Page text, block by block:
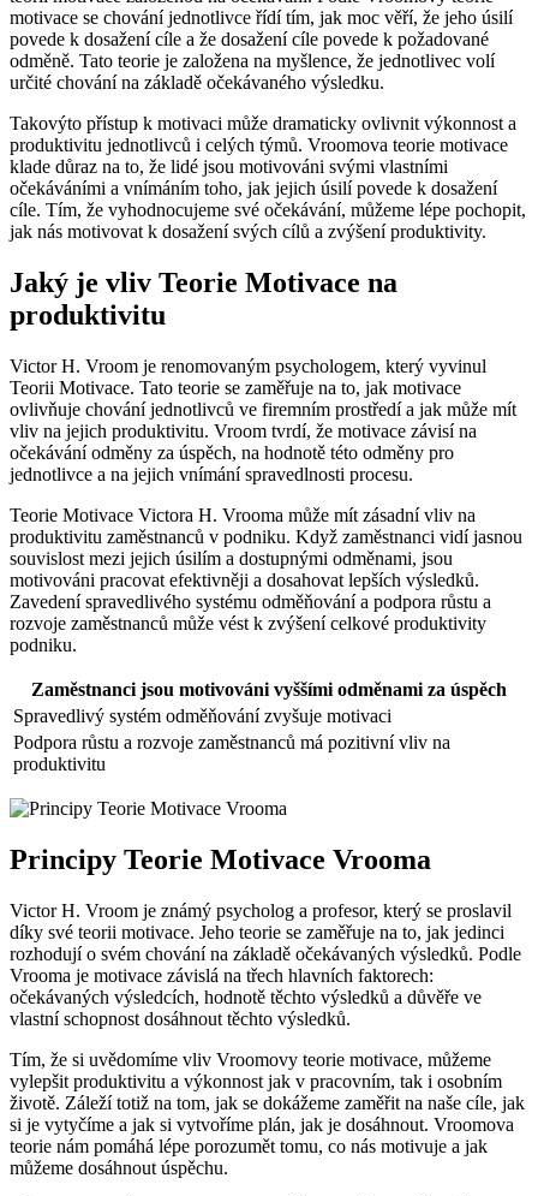
motivace se chování jednotlivce řídí tím, jak moc věří, že jeho úsilí
povede k dosažení cíle a že dosažení cíle povede k požadované
odměně. Tato teorie je založena na myšlence, že jednotlivec volí
určité chování na základě očekávaného výsledku.
Takovýto přístup k motivaci může dramaticky ovlivnit výkonnost a
produktivitu jednotlivců i celých týmů. Vroomova teorie motivace
klade důraz na to, že lidé jsou motivováni svými vlastními
očekáváními a vnímáním toho, jak jejich úsilí povede k dosažení
cíle. Tím, že vyhodnocujeme své očekávání, můžeme lépe pochopit,
jak nás motivovat k dosažení svých cílů a zvýšení produktivity.
Jaký je vliv Teorie Motivace na
produktivitu
Victor H. Vroom je renomovaným psychologem, který vyvinul
Teorii Motivace. Tato teorie se zaměřuje na to, jak motivace
ovlivňuje chování jednotlivců ve firemním prostředí a jak může mít
vliv na jejich produktivitu. Vroom tvrdí, že motivace závisí na
očekávání odměny za úspěch, na hodnotě této odměny pro
jednotlivce a na jejich vnímání spravedlnosti procesu.
Teorie Motivace Victora H. Vrooma může mít zásadní vliv na
produktivitu zaměstnanců v podniku. Když zaměstnanci vidí jasnou
souvislost mezi jejich úsilím a dostupnými odměnami, jsou
motivováni pracovat efektivněji a dosahovat lepších výsledků.
Zavedení spravedlivého systému odměňování a podpora růstu a
rozvoje zaměstnanců může vést k zvýšení celkové produktivity
podniku.
Zaměstnanci jsou motivováni vyššími odměnami za úspěch
Spravedlivý systém odměňování zvyšuje motivaci
Podpora růstu a rozvoje zaměstnanců má pozitivní vliv na
produktivitu
Principy Teorie Motivace Vrooma
Victor H. Vroom je známý psycholog a profesor, který se proslavil
díky své teorii motivace. Jeho teorie se zaměřuje na to, jak jedinci
rozhodují o svém chování na základě očekávaných výsledků. Podle
Vrooma je motivace závislá na třech hlavních faktorech:
očekávaných výsledcích, hodnotě těchto výsledků a důvěře ve
vlastní schopnost dosáhnout těchto výsledků.
Tím, že si uvědomíme vliv Vroomovy teorie motivace, můžeme
vylepšit produktivitu a výkonnost jak v pracovním, tak i osobním
životě. Záleží totiž na tom, jak se dokážeme zaměřit na naše cíle, jak
si je vytyčíme a jak si vytvoříme plán, jak je dosáhnout. Vroomova
teorie nám pomáhá lépe porozumět tomu, co nás motivuje a jak
můžeme dosáhnout úspěchu.